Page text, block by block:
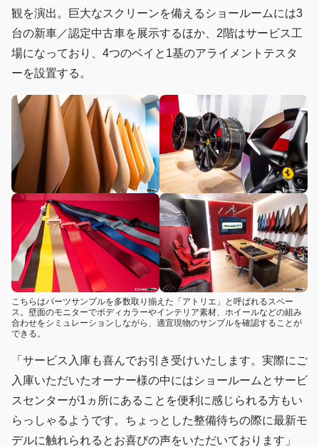
観を演出。巨大なスクリーンを備えるショールームには3
台の新車／認定中古車を展示するほか、2階はサービス工
場になっており、4つのベイと1基のアライメントテスタ
ーを設置する。
こちらはパーツサンプルを多数取り揃えた「アトリエ」と呼ばれるスペー
ス。壁面のモニターでボディカラーやインテリア素材、ホイールなどの組み
合わせをシミュレーションしながら、適宜現物のサンプルを確認することが
できる。
「サービス入庫も喜んでお引き受けいたします。実際にご
入庫いただいたオーナー様の中にはショールームとサービ
スセンターが1ヵ所にあることを便利に感じられる方もい
らっしゃるようです。ちょっとした整備待ちの際に最新モ
デルに触れられるとお喜びの声をいただいております」